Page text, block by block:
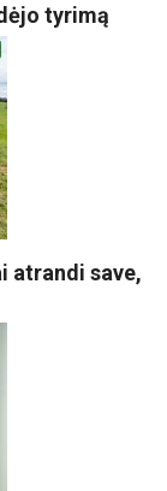
tyrimą
atrandi save,